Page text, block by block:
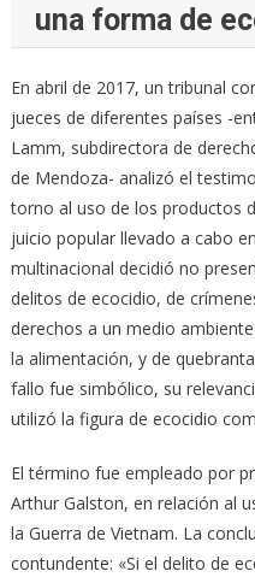
una forma de
En abril de 2017, un tribunal
jueces de diferentes países -
Lamm, subdirectora de
de Mendoza- analizó el
torno al uso de los productos
juicio popular llevado a cabo
multinacional decidió no
delitos de ecocidio, de
derechos a un medio
la alimentación, y de
fallo fue simbólico, su
utilizó la figura de ecocidio
El término fue empleado por
Arthur Galston, en relación al
la Guerra de Vietnam. La
contundente: «Si el delito de